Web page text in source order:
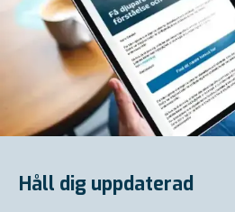
Håll dig uppdaterad